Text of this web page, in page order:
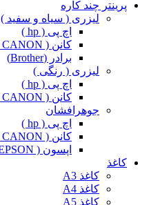
پرینتر چند کاره
لیزری ( سیاه و سفید )
اچ پی ( hp )
کانن ( CANON )
برادر (Brother)
لیزری ( رنگی )
اچ پی ( hp )
کانن ( CANON )
جوهرافشان
اچ پی ( hp )
کانن ( CANON )
اپسون ( EPSON )
کاغذ
کاغذ A3
کاغذ A4
کاغذ A5